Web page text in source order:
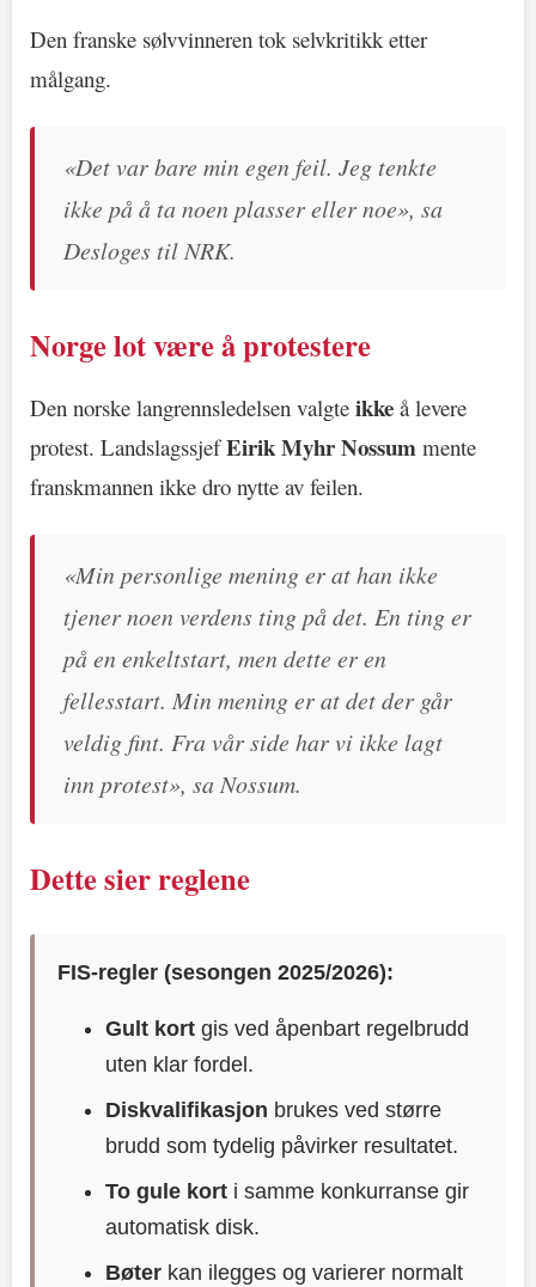
Den franske sølvvinneren tok selvkritikk etter
målgang.
«Det var bare min egen feil. Jeg tenkte
ikke på å ta noen plasser eller noe», sa
Desloges til NRK.
Norge lot være å protestere
Den norske langrennsledelsen valgte ikke å levere
protest. LandslagssjefEirik Myhr Nossum mente
franskmannen ikke dro nytte av feilen.
«Min personlige mening er at han ikke
tjener noen verdens ting på det. En ting er
på en enkeltstart, men dette er en
fellesstart. Min mening er at det der går
veldig fint. Fra vår side har vi ikke lagt
inn protest», sa Nossum.
Dette sier reglene
FIS-regler (sesongen 2025/2026):
Gult kort gis ved åpenbart regelbrudd
uten klar fordel.
Diskvalifikasjon brukes ved større
brudd som tydelig påvirker resultatet.
To gule kort i samme konkurranse gir
automatisk disk.
Bøter kan ilegges og varierer normalt